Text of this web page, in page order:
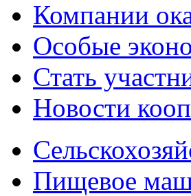
Компании
Особые
Стать
Новости
Пищевое